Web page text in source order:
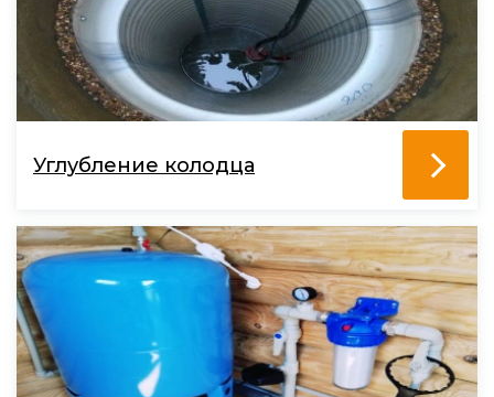
Углубление колодца